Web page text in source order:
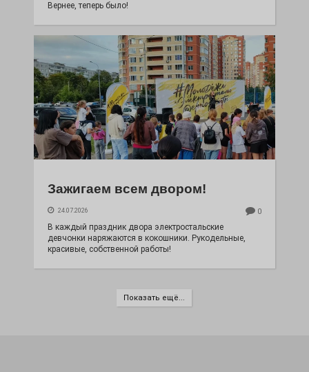
Вернее, теперь было!
Зажигаем всем двором!
24.07.2026 0
В каждый праздник двора электростальские
девчонки наряжаются в кокошники. Рукодельные,
красивые, собственной работы!
Показать ещё...